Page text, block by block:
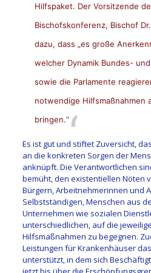
Hilfspaket. Der Vorsitzende
Bischofskonferenz, Bischof
dazu, dass „es große
welcher Dynamik Bundes-
sowie die Parlamente
notwendige Hilfsmaßnahmen
bringen.“
Es ist gut und stiftet Zuversicht,
an die konkreten Sorgen der
anknüpft. Die Verantwortlichen
bemüht, den existentiellen Nöten
Bürgern, Arbeitnehmerinnen und
Selbstständigen, Menschen aus
Unternehmen wie sozialen
unterschiedlichen, auf die
Hilfsmaßnahmen zu begegnen.
Leistungen für Krankenhäuser
unterstützt, in dem sich